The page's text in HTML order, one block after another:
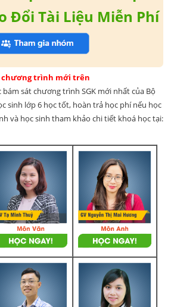
Đổi Tài Liệu Miễn Phí
chương trình mới trên
bám sát chương trình SGK mới nhất của Bộ
sinh lớp 6 học tốt, hoàn trả học phí nếu học
và học sinh tham khảo chi tiết khoá học tại: